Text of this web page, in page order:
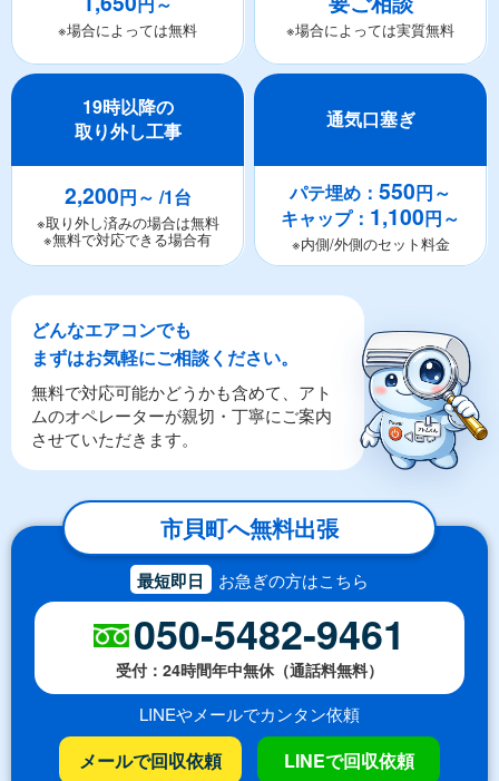
※場合によっては無料 ※場合によっては実質無料
19時以降の
取り外し工事
2,200円～ /1台
※取り外し済みの場合は無料
※無料で対応できる場合有
通気口塞ぎ
パテ埋め：550円～
キャップ： 1,100円～
※内側/外側のセット料金
どんなエアコンでも
まずはお気軽にご相談ください。
無料で対応可能かどうかも含めて、アト
ムのオペレーターが親切・丁寧にご案内
させていただきます。
市貝町へ無料出張
最短即日 お急ぎの方はこちら
050-5482-9461
受付：24時間年中無休（通話料無料）
LINEやメールでカンタン依頼
メールで回収依頼 LINEで回収依頼